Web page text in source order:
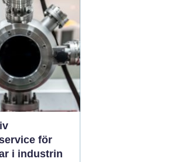
räknas ut och
lämnas in i tid.
företagare
eller s...
för
i industrin